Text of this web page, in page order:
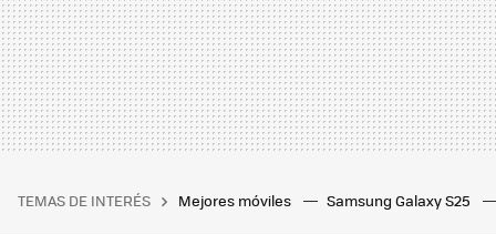
TEMAS DE INTERÉS Mejores móviles Samsung Galaxy S25